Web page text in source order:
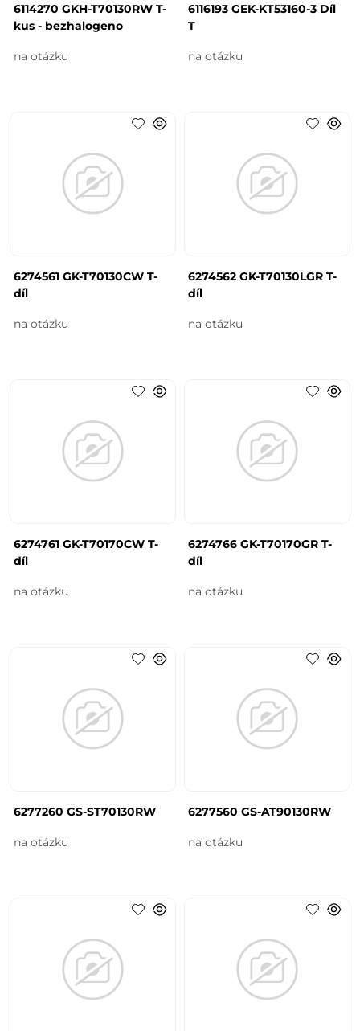
6114270 GKH-T70130RW T-
kus - bezhalogeno
na otázku
6116193 GEK-KT53160-3 Díl
T
na otázku
6274561 GK-T70130CW T-
díl
na otázku
6274562 GK-T70130LGR T-
díl
na otázku
6274761 GK-T70170CW T-
díl
na otázku
6274766 GK-T70170GR T-
díl
na otázku
6277260 GS-ST70130RW
na otázku
6277560 GS-AT90130RW
na otázku